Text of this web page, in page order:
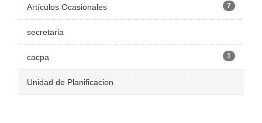
Artículos Ocasionales 7
secretaria
cacpa 1
Unidad de Planificacion